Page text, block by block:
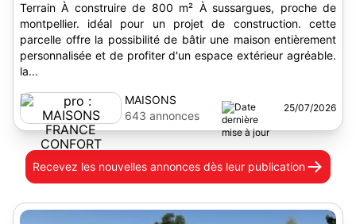
Terrain À construire de 800 m² À sussargues, proche de
montpellier. idéal pour un projet de construction. cette
parcelle offre la possibilité de bâtir une maison entièrement
personnalisée et de profiter d'un espace extérieur agréable.
la...
MAISONS
FRANCE
CONFORT
643 annonces
25/07/2026
Recevez les nouvelles annonces dès leur publication